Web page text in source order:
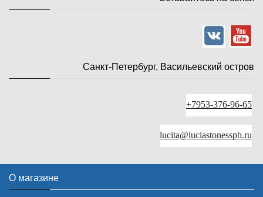
Санкт-Петербург, Васильевский остров
+7953-376-96-65
lucita@luciastonesspb.ru
О магазине